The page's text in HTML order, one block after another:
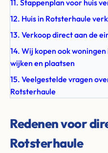
11. Stappenplan voor huis
12. Huis in Rotsterhaule
13. Verkoop direct aan de
14. Wij kopen ook
wijken en plaatsen
15. Veelgestelde vragen
Rotsterhaule
Redenen voor
Rotsterhaule